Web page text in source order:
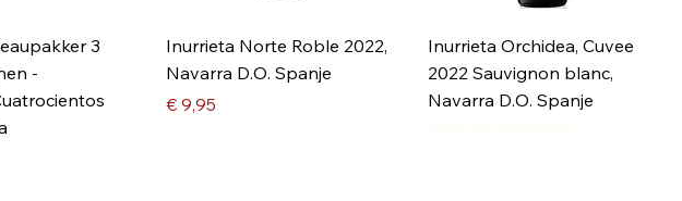
3
-
Inurrieta Norte Roble 2022,
Navarra D.O. Spanje
Prijs
€ 9,95
Inurrieta Orchidea, Cuvee
2022 Sauvignon blanc,
Navarra D.O. Spanje